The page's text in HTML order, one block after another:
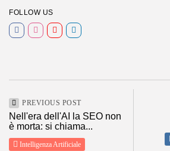
FOLLOW US
PREVIOUS POST
Nell'era dell'AI la SEO non
è morta: si chiama...
Intelligenza Artificiale